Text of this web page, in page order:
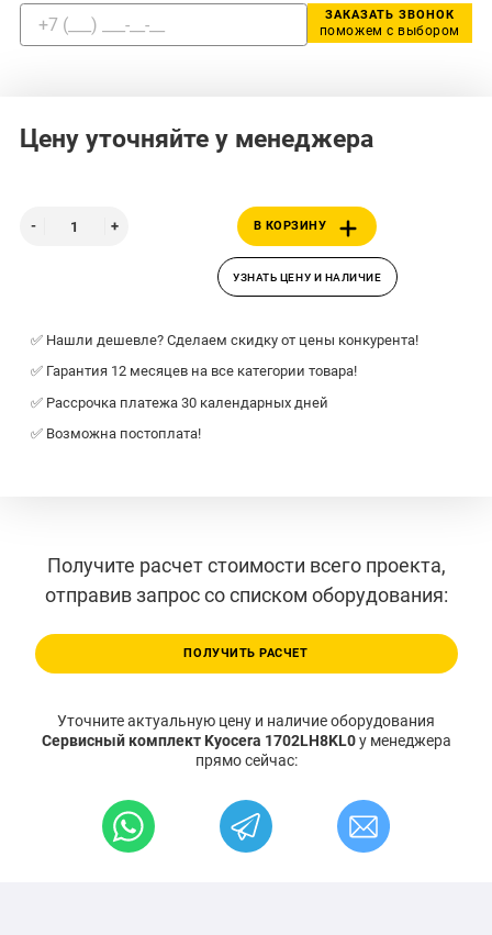
ЗАКАЗАТЬ ЗВОНОК
поможем с выбором
Цену уточняйте у менеджера
В КОРЗИНУ
УЗНАТЬ ЦЕНУ И НАЛИЧИЕ
✅ Нашли дешевле? Сделаем скидку от цены конкурента!
✅ Гарантия 12 месяцев на все категории товара!
✅ Рассрочка платежа 30 календарных дней
✅ Возможна постоплата!
Получите расчет стоимости всего проекта,
отправив запрос со списком оборудования:
ПОЛУЧИТЬ РАСЧЕТ
Уточните актуальную цену и наличие оборудования
Сервисный комплект Kyocera 1702LH8KL0у менеджера
прямо сейчас: